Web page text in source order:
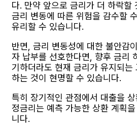
다. 만약 앞으로 금리가 더 하락할
금리 변동에 따른 위험을 감수할
유리할 수 있습니다.
반면, 금리 변동성에 대한 불안감
자 납부를 선호한다면, 향후 금리
기하더라도 현재 금리가 유지되는
하는 것이 현명할 수 있습니다.
특히 장기적인 관점에서 대출을
정금리는 예측 가능한 상환 계획
니다.